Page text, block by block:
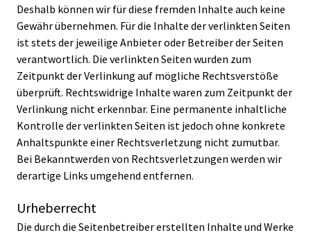
Deshalb können wir für diese fremden Inhalte auch keine
Gewähr übernehmen. Für die Inhalte der verlinkten Seiten
ist stets der jeweilige Anbieter oder Betreiber der Seiten
verantwortlich. Die verlinkten Seiten wurden zum
Zeitpunkt der Verlinkung auf mögliche Rechtsverstöße
überprüft. Rechtswidrige Inhalte waren zum Zeitpunkt der
Verlinkung nicht erkennbar. Eine permanente inhaltliche
Kontrolle der verlinkten Seiten ist jedoch ohne konkrete
Anhaltspunkte einer Rechtsverletzung nicht zumutbar.
Bei Bekanntwerden von Rechtsverletzungen werden wir
derartige Links umgehend entfernen.
Urheberrecht
Die durch die Seitenbetreiber erstellten Inhalte und Werke